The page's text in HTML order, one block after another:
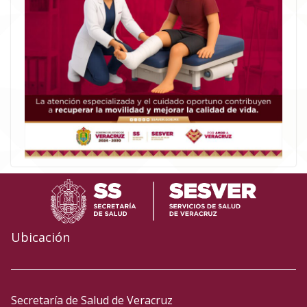
Ubicación
Secretaría de Salud de Veracruz